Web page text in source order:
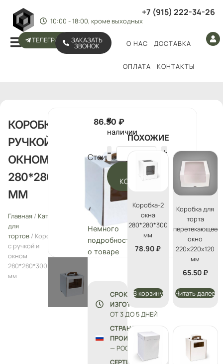
+7 (915) 222-34-26
10:00 - 18:00, кроме выходных
ТЕЛЕГРАМ ЗАКАЗАТЬ
ЗВОНОК О НАС ДОСТАВКА
ОПЛАТА КОНТАКТЫ
КОРОБКА С
РУЧКОЙ И
ОКНОМ
280*280*300
ММ
Главная / Каталог
Упаковка
для
тортов / Коробка
с ручкой и
окном
280*280*300
мм
Стоимость:
86.50₽
В
наличии
КОРЗИНУ
Немного
подробностей
о товаре
СРОК
ИЗГОТОВЛЕНИЯ:
ОТ 3 ДО 5 ДНЕЙ
СТРАНА
ПРОИЗВОДСТВА
— РОССИЯ
ПОХОЖИЕ
Коробка-2
окна
280*280*300
мм
78.90 ₽
В корзину
Коробка для
торта
перетекающее
окно
220х220х120
мм
65.50 ₽
Читать далее